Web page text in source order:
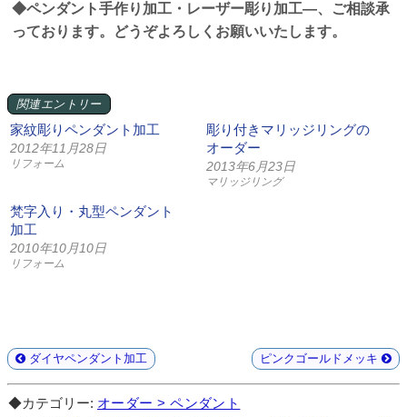
◆ペンダント手作り加工・レーザー彫り加工—、ご相談承
っております。どうぞよろしくお願いいたします。
関連エントリー
家紋彫りペンダント加工
2012年11月28日
リフォーム
彫り付きマリッジリングの
オーダー
2013年6月23日
マリッジリング
梵字入り・丸型ペンダント
加工
2010年10月10日
リフォーム
ダイヤペンダント加工 ピンクゴールドメッキ
◆カテゴリー: オーダー > ペンダント